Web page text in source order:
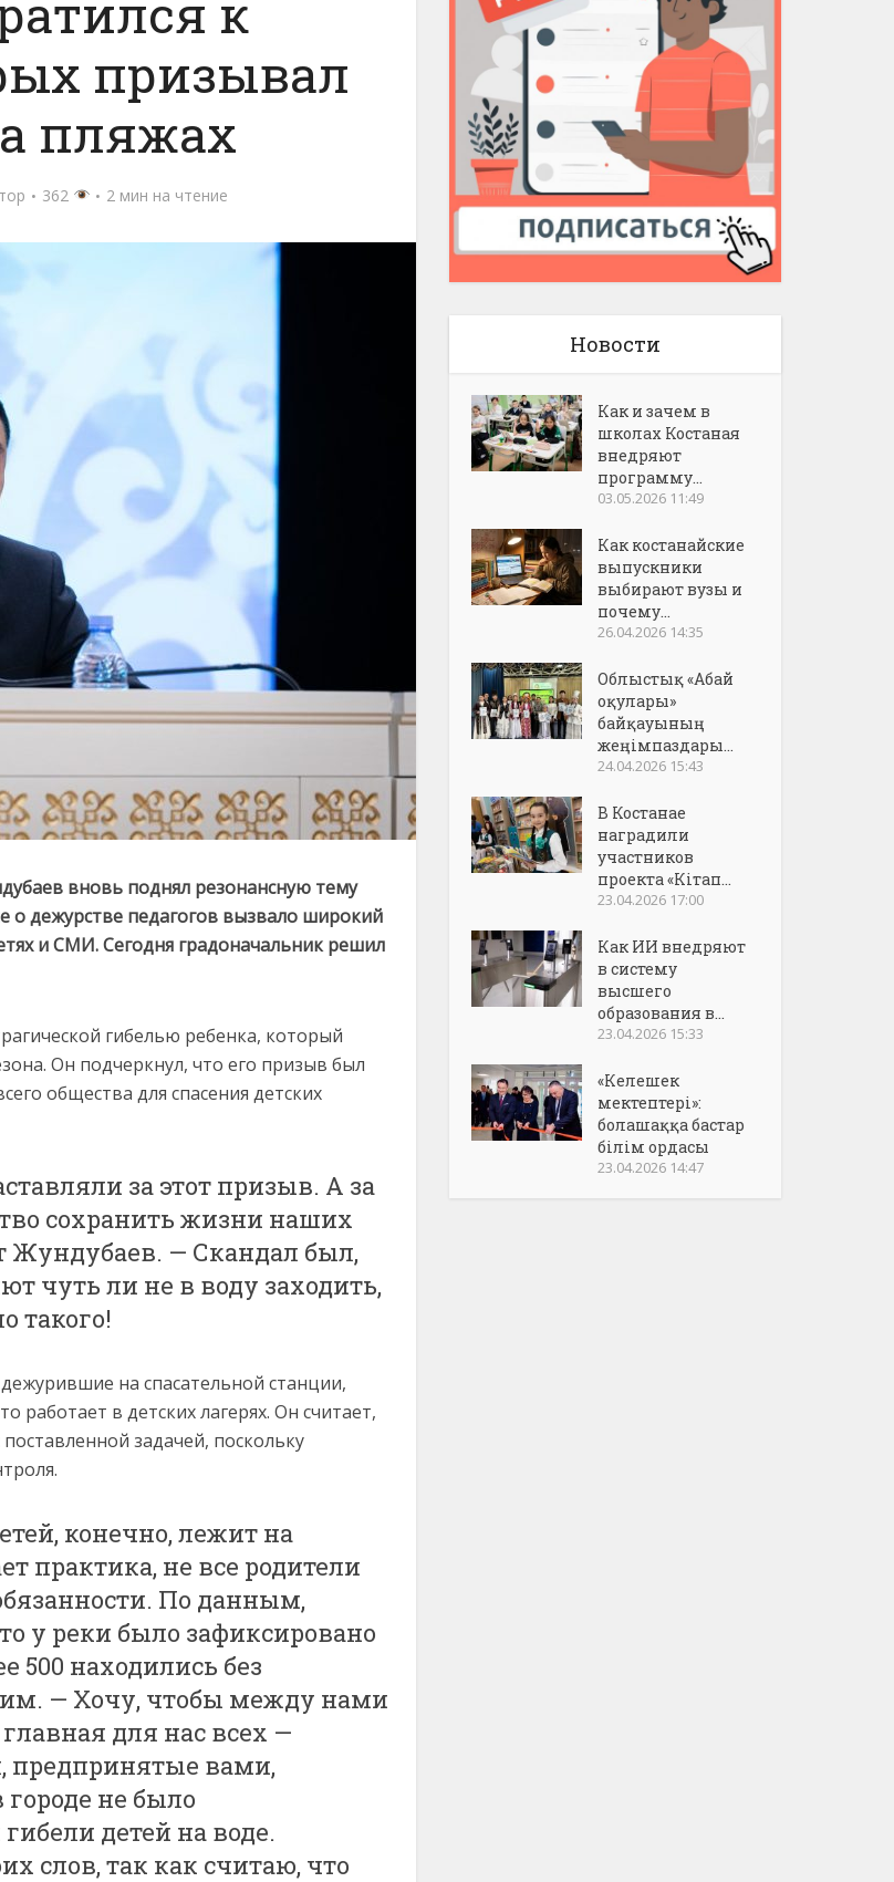
к
призывал
пляжах
362 2 мин на чтение
вновь поднял резонансную тему
о дежурстве педагогов вызвало широкий
и СМИ. Сегодня градоначальник решил
гибелью ребенка, который
Он подчеркнул, что его призыв был
общества для спасения детских
за этот призыв. А за
сохранить жизни наших
Жундубаев. — Скандал был,
чуть ли не в воду заходить,
такого!
на спасательной станции,
работает в детских лагерях. Он считает,
задачей, поскольку
конечно, лежит на
практика, не все родители
По данным,
у реки было зафиксировано
500 находились без
— Хочу, чтобы между нами
для нас всех —
предпринятые вами,
городе не было
детей на воде.
слов, так как считаю, что
Новости
Как и зачем в
школах Костаная
внедряют
программу...
03.05.2026 11:49
Как костанайские
выпускники
выбирают вузы и
почему...
26.04.2026 14:35
Облыстық «Абай
оқулары»
байқауының
жеңімпаздары...
24.04.2026 15:43
В Костанае
наградили
участников
проекта «Кітап...
23.04.2026 17:00
Как ИИ внедряют
в систему
высшего
образования в...
23.04.2026 15:33
«Келешек
мектептері»:
болашаққа бастар
білім ордасы
23.04.2026 14:47